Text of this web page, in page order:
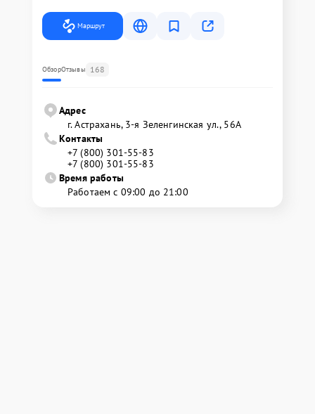
Маршрут
ОбзорОтзывы 168
Адрес
г. Астрахань, 3-я Зеленгинская ул., 56А
Контакты
+7 (800) 301-55-83
+7 (800) 301-55-83
Время работы
Работаем с 09:00 до 21:00